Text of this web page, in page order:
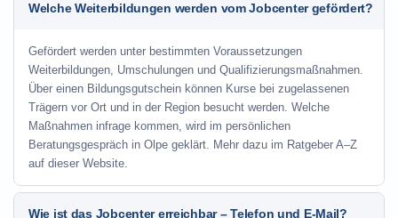
Welche Weiterbildungen werden vom Jobcenter gefördert?
Gefördert werden unter bestimmten Voraussetzungen
Weiterbildungen, Umschulungen und Qualifizierungsmaßnahmen.
Über einen Bildungsgutschein können Kurse bei zugelassenen
Trägern vor Ort und in der Region besucht werden. Welche
Maßnahmen infrage kommen, wird im persönlichen
Beratungsgespräch in Olpe geklärt. Mehr dazu im Ratgeber A–Z
auf dieser Website.
Wie ist das Jobcenter erreichbar – Telefon und E-Mail?